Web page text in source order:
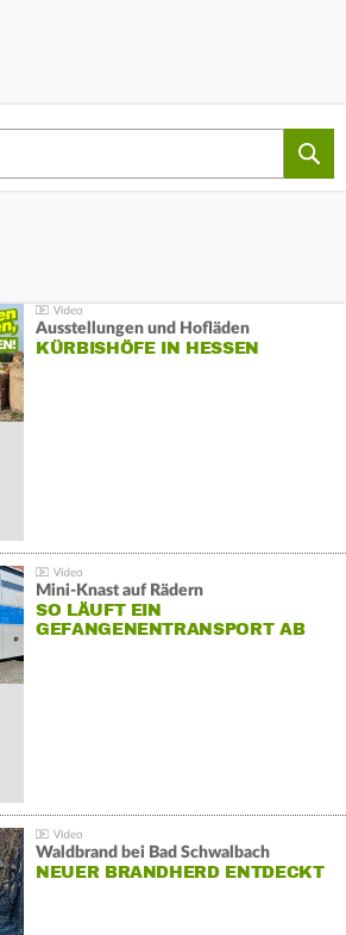
Ausstellungen und Hofläden
KÜRBISHÖFE IN HESSEN
Mini-Knast auf Rädern
SO LÄUFT EIN
GEFANGENENTRANSPORT AB
Waldbrand bei Bad Schwalbach
NEUER BRANDHERD ENTDECKT